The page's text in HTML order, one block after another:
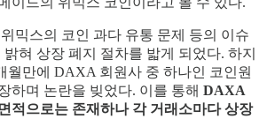
믹스의 코인 과다 유통 문제 등의 이슈
혀 상장 폐지 절차를 밟게 되었다. 하지
월만에 DAXA 회원사 중 하나인 코인원
하며 논란을 빚었다. 이를 통해 DAXA
적으로는 존재하나 각 거래소마다 상장